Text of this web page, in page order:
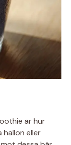
är hur
hallon eller